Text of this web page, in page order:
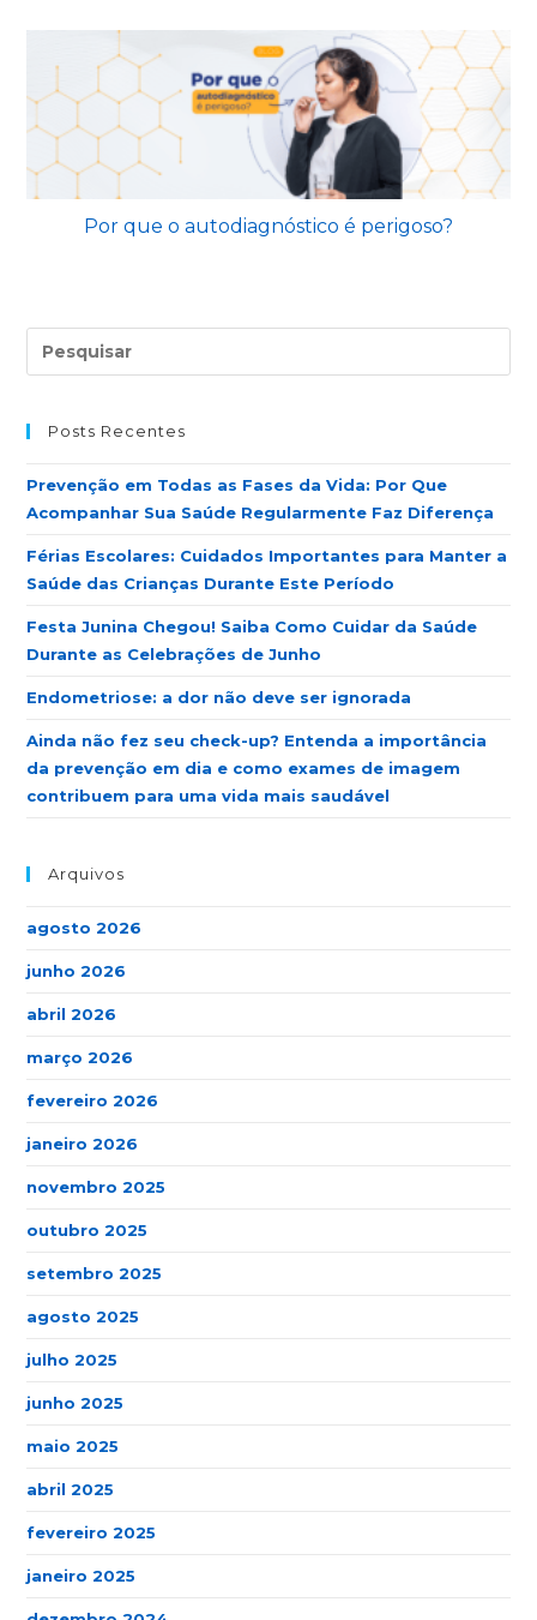
Por que o autodiagnóstico é perigoso?
Posts Recentes
Prevenção em Todas as Fases da Vida: Por Que
Acompanhar Sua Saúde Regularmente Faz Diferença
Férias Escolares: Cuidados Importantes para Manter a
Saúde das Crianças Durante Este Período
Festa Junina Chegou! Saiba Como Cuidar da Saúde
Durante as Celebrações de Junho
Endometriose: a dor não deve ser ignorada
Ainda não fez seu check-up? Entenda a importância
da prevenção em dia e como exames de imagem
contribuem para uma vida mais saudável
Arquivos
agosto 2026
junho 2026
abril 2026
março 2026
fevereiro 2026
janeiro 2026
novembro 2025
outubro 2025
setembro 2025
agosto 2025
julho 2025
junho 2025
maio 2025
abril 2025
fevereiro 2025
janeiro 2025